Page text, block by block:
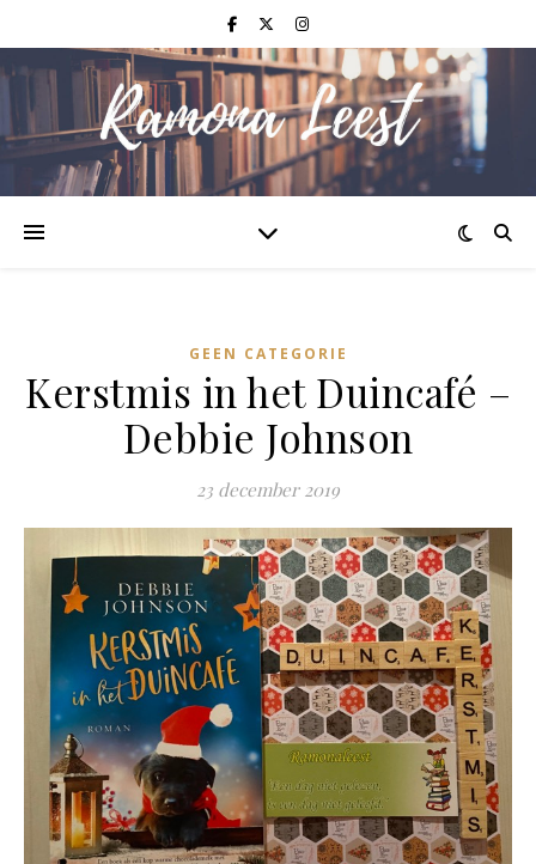
GEEN CATEGORIE
Kerstmis in het Duincafé –
Debbie Johnson
23 december 2019